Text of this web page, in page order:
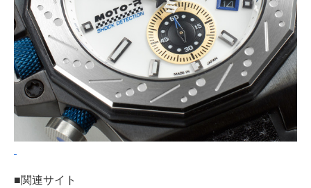
■関連サイト